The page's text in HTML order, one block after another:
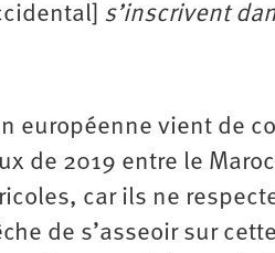
s’inscrivent
européenne vient de
de 2019 entre le
car ils ne
de s’asseoir sur